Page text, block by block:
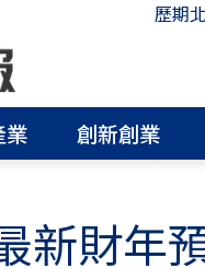
歷期
業 創新創業
新財年